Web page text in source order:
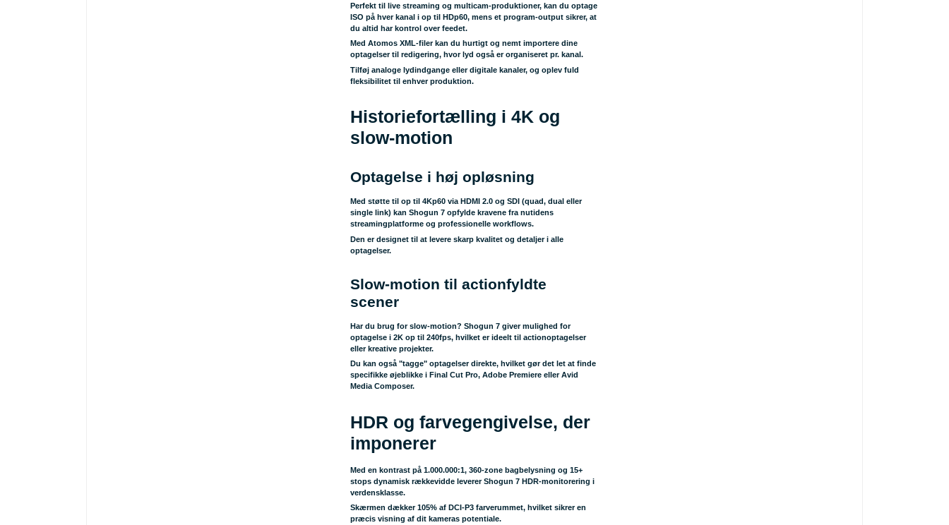
Perfekt til live streaming og multicam-produktioner, kan du optage
ISO på hver kanal i op til HDp60, mens et program-output sikrer, at
du altid har kontrol over feedet.
Med Atomos XML-filer kan du hurtigt og nemt importere dine
optagelser til redigering, hvor lyd også er organiseret pr. kanal.
Tilføj analoge lydindgange eller digitale kanaler, og oplev fuld
fleksibilitet til enhver produktion.
Historiefortælling i 4K og
slow-motion
Optagelse i høj opløsning
Med støtte til op til 4Kp60 via HDMI 2.0 og SDI (quad, dual eller
single link) kan Shogun 7 opfylde kravene fra nutidens
streamingplatforme og professionelle workflows.
Den er designet til at levere skarp kvalitet og detaljer i alle
optagelser.
Slow-motion til actionfyldte
scener
Har du brug for slow-motion? Shogun 7 giver mulighed for
optagelse i 2K op til 240fps, hvilket er ideelt til actionoptagelser
eller kreative projekter.
Du kan også "tagge" optagelser direkte, hvilket gør det let at finde
specifikke øjeblikke i Final Cut Pro, Adobe Premiere eller Avid
Media Composer.
HDR og farvegengivelse, der
imponerer
Med en kontrast på 1.000.000:1, 360-zone bagbelysning og 15+
stops dynamisk rækkevidde leverer Shogun 7 HDR-monitorering i
verdensklasse.
Skærmen dækker 105% af DCI-P3 farverummet, hvilket sikrer en
præcis visning af dit kameras potentiale.